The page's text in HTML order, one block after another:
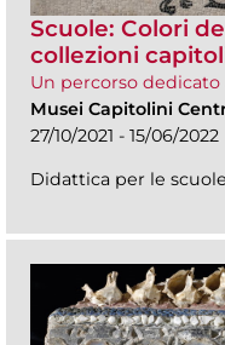
Scuole: Colori
collezioni
Un percorso
Musei Capitolini
27/10/2021 - 15/06/2022
Didattica per le scuole